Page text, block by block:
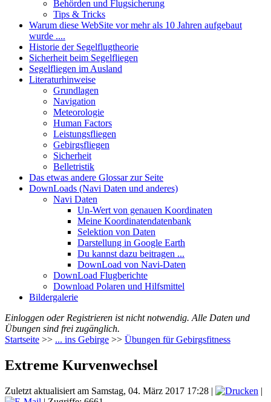
Behörden und Flugsicherung
Tips & Tricks
Warum diese WebSite vor mehr als 10 Jahren aufgebaut
wurde ....
Historie der Segelflugtheorie
Sicherheit beim Segelfliegen
Segelfliegen im Ausland
Literaturhinweise
Grundlagen
Navigation
Meteorologie
Human Factors
Leistungsfliegen
Gebirgsfliegen
Sicherheit
Belletristik
Das etwas andere Glossar zur Seite
DownLoads (Navi Daten und anderes)
Navi Daten
Un-Wert von genauen Koordinaten
Meine Koordinatendatenbank
Selektion von Daten
Darstellung in Google Earth
Du kannst dazu beitragen ...
DownLoad von Navi-Daten
DownLoad Flugberichte
Download Polaren und Hilfsmittel
Bildergalerie
Einloggen oder Registrieren ist nicht notwendig. Alle Daten und
Übungen sind frei zugänglich.
Startseite >> ... ins Gebirge >> Übungen für Gebirgsfitness
Extreme Kurvenwechsel
Zuletzt aktualisiert am Samstag, 04. März 2017 17:28 |
|